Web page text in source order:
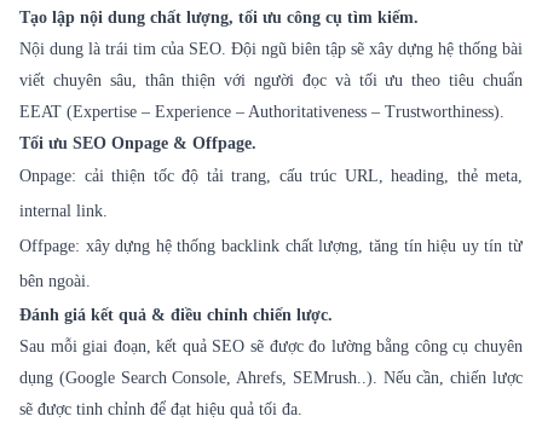
Tạo lập nội dung chất lượng, tối ưu công cụ tìm kiếm.
Nội dung là trái tim của SEO. Đội ngũ biên tập sẽ xây dựng hệ thống bài
viết chuyên sâu, thân thiện với người đọc và tối ưu theo tiêu chuẩn
EEAT (Expertise – Experience – Authoritativeness – Trustworthiness).
Tối ưu SEO Onpage & Offpage.
Onpage: cải thiện tốc độ tải trang, cấu trúc URL, heading, thẻ meta,
internal link.
Offpage: xây dựng hệ thống backlink chất lượng, tăng tín hiệu uy tín từ
bên ngoài.
Đánh giá kết quả & điều chỉnh chiến lược.
Sau mỗi giai đoạn, kết quả SEO sẽ được đo lường bằng công cụ chuyên
dụng (Google Search Console, Ahrefs, SEMrush..). Nếu cần, chiến lược
sẽ được tinh chỉnh để đạt hiệu quả tối đa.